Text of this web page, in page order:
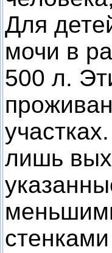
Для
мочи в
500 л.
лишь